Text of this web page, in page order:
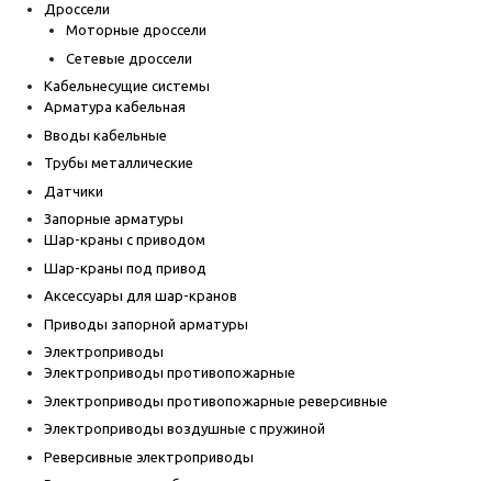
Дроссели
Моторные дроссели
Сетевые дроссели
Кабельнесущие системы
Арматура кабельная
Вводы кабельные
Трубы металлические
Датчики
Запорные арматуры
Шар-краны с приводом
Шар-краны под привод
Аксессуары для шар-кранов
Приводы запорной арматуры
Электроприводы
Электроприводы противопожарные
Электроприводы противопожарные реверсивные
Электроприводы воздушные с пружиной
Реверсивные электроприводы